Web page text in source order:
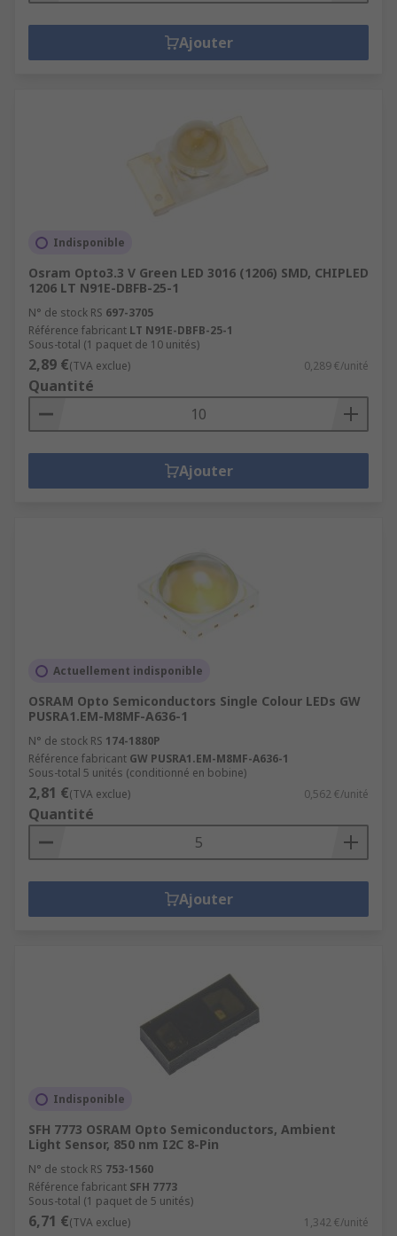
Ajouter
Indisponible
Osram Opto3.3 V Green LED 3016 (1206) SMD, CHIPLED
1206 LT N91E-DBFB-25-1
N° de stock RS 697-3705
Référence fabricant LT N91E-DBFB-25-1
Sous-total (1 paquet de 10 unités)
2,89 €(TVA exclue) 0,289 €/unité
Quantité
Ajouter
Actuellement indisponible
OSRAM Opto Semiconductors Single Colour LEDs GW
PUSRA1.EM-M8MF-A636-1
N° de stock RS 174-1880P
Référence fabricant GW PUSRA1.EM-M8MF-A636-1
Sous-total 5 unités (conditionné en bobine)
2,81 €(TVA exclue) 0,562 €/unité
Quantité
Ajouter
Indisponible
SFH 7773 OSRAM Opto Semiconductors, Ambient
Light Sensor, 850 nm I2C 8-Pin
N° de stock RS 753-1560
Référence fabricant SFH 7773
Sous-total (1 paquet de 5 unités)
6,71 €(TVA exclue) 1,342 €/unité